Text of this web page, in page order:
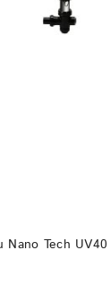
Nano Tech